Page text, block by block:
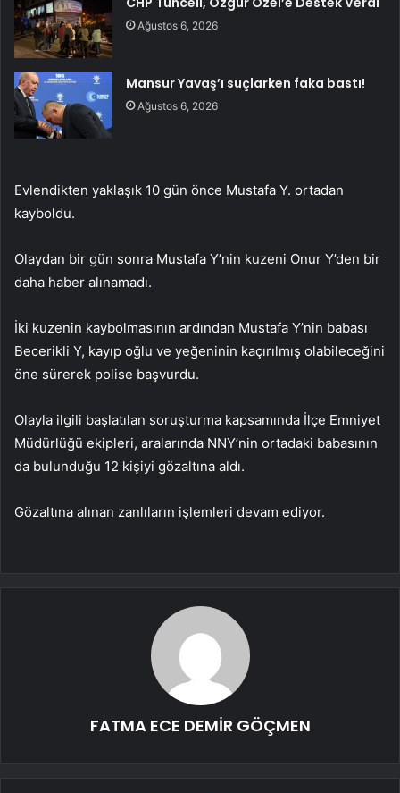
Ağustos 6, 2026
Mansur Yavaş’ı suçlarken faka bastı!
Ağustos 6, 2026
Evlendikten yaklaşık 10 gün önce Mustafa Y. ortadan
kayboldu.
Olaydan bir gün sonra Mustafa Y’nin kuzeni Onur Y’den bir
daha haber alınamadı.
İki kuzenin kaybolmasının ardından Mustafa Y’nin babası
Becerikli Y, kayıp oğlu ve yeğeninin kaçırılmış olabileceğini
öne sürerek polise başvurdu.
Olayla ilgili başlatılan soruşturma kapsamında İlçe Emniyet
Müdürlüğü ekipleri, aralarında NNY’nin ortadaki babasının
da bulunduğu 12 kişiyi gözaltına aldı.
Gözaltına alınan zanlıların işlemleri devam ediyor.
FATMA ECE DEMİR GÖÇMEN